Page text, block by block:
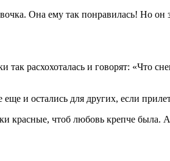
Она ему так понравилась! Но он
расхохоталась и говорят: «Что
и остались для других, если
чтоб любовь крепче была.